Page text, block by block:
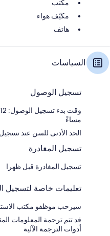
مكتب
مكيّف هواء
هاتف
السياسات
تسجيل الوصول
مساءً
الحد الأدنى للسن عند تسجيل
تسجيل المغادرة
تسجيل المغادرة قبل ظهرا
تعليمات خاصة لتسجيل
سيرحب موظفو مكتب
قد تتم ترجمة المعلومات
أدوات الترجمة الآلية